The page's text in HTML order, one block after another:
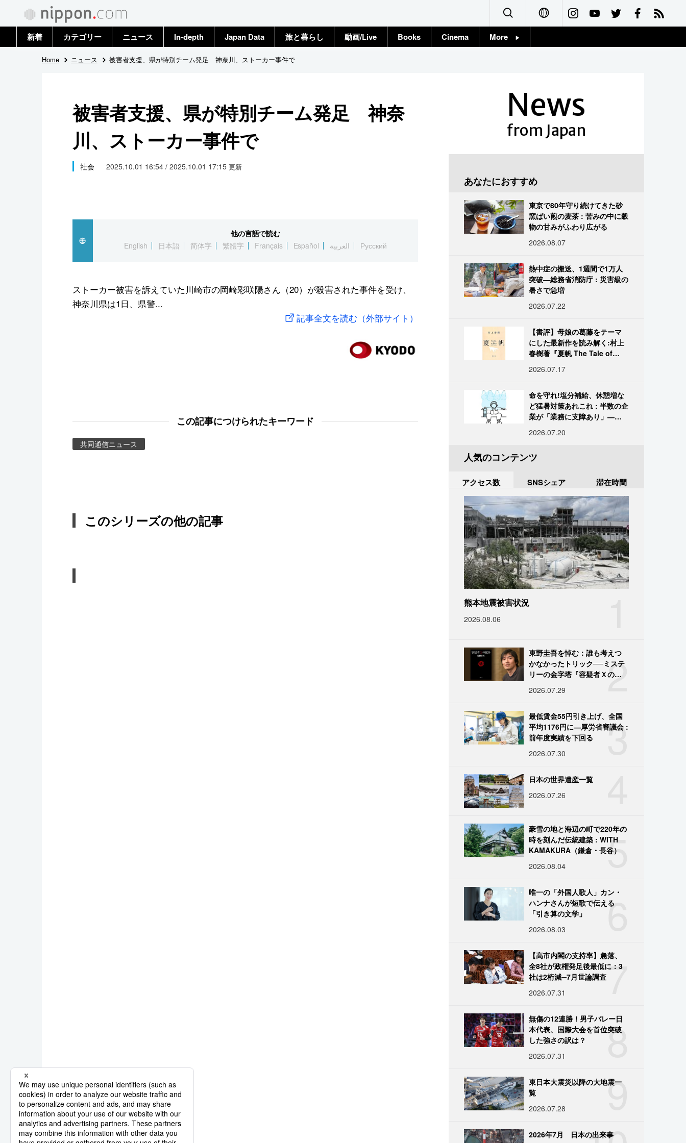
Français
新着 カテゴリー
政治・外交
国際
文化
スポーツ・東京2020
ニュース
トップ
In-depth Japan Data 旅と暮らし 動画/Live Books Cinema More
Home ニュース 被害者支援、県が特別チーム発足 神奈川、ストーカー事件で
被害者支援、県が特別チーム発足 神奈
川、ストーカー事件で
社会 2025.10.01 16:54 / 2025.10.01 17:15 更新
他の言語で読む
English
日本語 简体字 繁體字 Français Español العربية Русский
ストーカー被害を訴えていた川崎市の岡崎彩咲陽さん（20）が殺害された事件を受け、
神奈川県は1日、県警...
記事全文を読む（外部サイト）
この記事につけられたキーワード
共同通信ニュース
このシリーズの他の記事
News
from Japan
あなたにおすすめ
東京で80年守り続けてきた砂
窯ばい煎の麦茶 : 苦みの中に穀
物の甘みがふわり広がる
2026.08.07
熱中症の搬送、1週間で1万人
突破―総務省消防庁 : 災害級の
暑さで急増
2026.07.22
【書評】母娘の葛藤をテーマ
にした最新作を読み解く:村上
春樹著『夏帆 The Tale of
2026.07.17
命を守れ!塩分補給、休憩増な
ど猛暑対策あれこれ : 半数の企
業が「業務に支障あり」―帝
2026.07.20
人気のコンテンツ
アクセス数 SNSシェア 滞在時間
熊本地震被害状況
2026.08.06
2
東野圭吾を悼む：誰も考えつ
かなかったトリック──ミステ
リーの金字塔『容疑者Ｘの献
2026.07.29
3
最低賃金55円引き上げ、全国
平均1176円に―厚労省審議会 :
前年度実績を下回る
2026.07.30
日本の世界遺産一覧
2026.07.26
5
豪雪の地と海辺の町で220年の
時を刻んだ伝統建築 : WITH
KAMAKURA（鎌倉・長谷）
2026.08.04
6
唯一の「外国人歌人」カン・
ハンナさんが短歌で伝える
「引き算の文学」
2026.08.03
7
【高市内閣の支持率】急落、
全8社が政権発足後最低に：3
社は2桁減─7月世論調査
2026.07.31
8
無傷の12連勝！男子バレー日
本代表、国際大会を首位突破
した強さの訳は？
2026.07.31
9
東日本大震災以降の大地震一
覧
2026.07.28
2026年7月 日本の出来事